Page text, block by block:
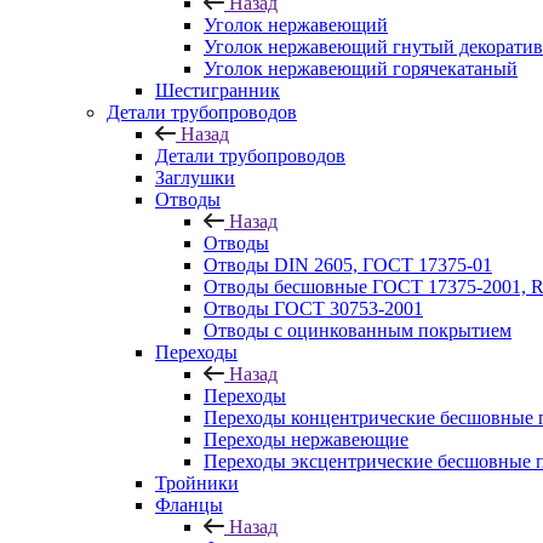
Уголок нержавеющий
Уголок нержавеющий гнутый
Уголок нержавеющий горячекатаный
Шестигранник
Детали трубопроводов
Назад
Детали трубопроводов
Заглушки
Отводы
Назад
Отводы
Отводы DIN 2605, ГОСТ 17375-01
Отводы бесшовные ГОСТ 17375-2001,
Отводы ГОСТ 30753-2001
Отводы с оцинкованным покрытием
Переходы
Назад
Переходы
Переходы концентрические бесшовные
Переходы нержавеющие
Переходы эксцентрические бесшовные
Тройники
Фланцы
Назад